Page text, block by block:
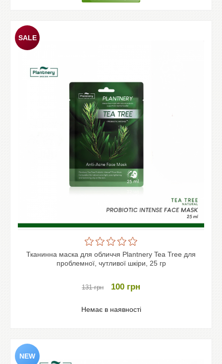
Тканинна маска для обличчя Plantnery Tea Tree для
проблемної, чутливої ​​шкіри, 25 гр
131грн 100 грн
Немає в наявності